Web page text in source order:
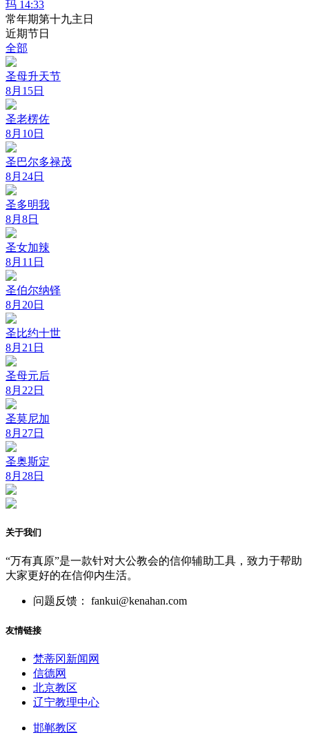
玛 14:33
常年期第十九主日
近期节日
全部
圣母升天节
8月15日
圣老楞佐
8月10日
圣巴尔多禄茂
8月24日
圣多明我
8月8日
圣女加辣
8月11日
圣伯尔纳铎
8月20日
圣比约十世
8月21日
圣母元后
8月22日
圣莫尼加
8月27日
圣奥斯定
8月28日
关于我们
“万有真原”是一款针对大公教会的信仰辅助工具，致力于帮助
大家更好的在信仰内生活。
问题反馈： fankui@kenahan.com
友情链接
梵蒂冈新闻网
信德网
北京教区
辽宁教理中心
邯郸教区